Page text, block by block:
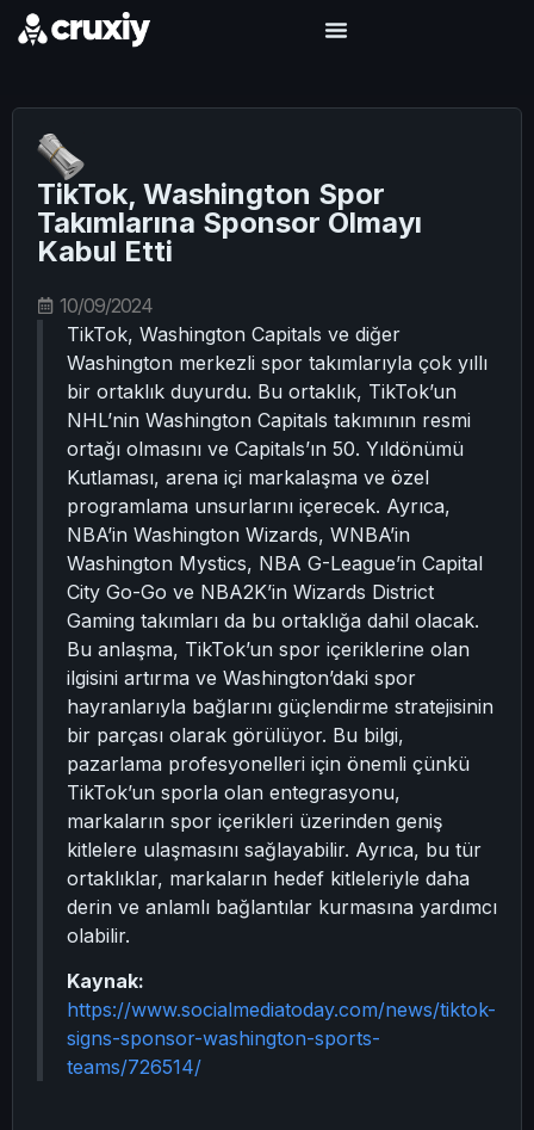
TikTok, Washington Spor
Takımlarına Sponsor Olmayı
Kabul Etti
10/09/2024
TikTok, Washington Capitals ve diğer
Washington merkezli spor takımlarıyla çok yıllı
bir ortaklık duyurdu. Bu ortaklık, TikTok’un
NHL’nin Washington Capitals takımının resmi
ortağı olmasını ve Capitals’ın 50. Yıldönümü
Kutlaması, arena içi markalaşma ve özel
programlama unsurlarını içerecek. Ayrıca,
NBA’in Washington Wizards, WNBA’in
Washington Mystics, NBA G-League’in Capital
City Go-Go ve NBA2K’in Wizards District
Gaming takımları da bu ortaklığa dahil olacak.
Bu anlaşma, TikTok’un spor içeriklerine olan
ilgisini artırma ve Washington’daki spor
hayranlarıyla bağlarını güçlendirme stratejisinin
bir parçası olarak görülüyor. Bu bilgi,
pazarlama profesyonelleri için önemli çünkü
TikTok’un sporla olan entegrasyonu,
markaların spor içerikleri üzerinden geniş
kitlelere ulaşmasını sağlayabilir. Ayrıca, bu tür
ortaklıklar, markaların hedef kitleleriyle daha
derin ve anlamlı bağlantılar kurmasına yardımcı
olabilir.
Kaynak:
https://www.socialmediatoday.com/news/tiktok-
signs-sponsor-washington-sports-
teams/726514/